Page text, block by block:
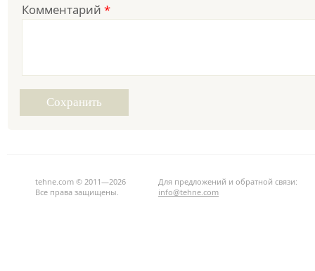
Комментарий *
tehne.com © 2011—2026
Все права защищены.
Для предложений и обратной связи:
info@tehne.com